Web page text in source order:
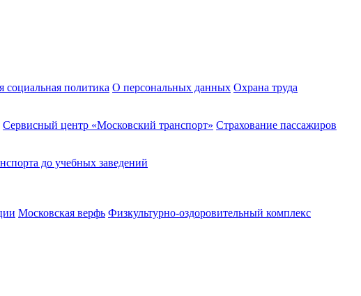
социальная политика О персональных данных Охрана труда
Сервисный центр «Московский транспорт» Страхование пассажиров
до учебных заведений
Московская верфь Физкультурно-оздоровительный комплекс